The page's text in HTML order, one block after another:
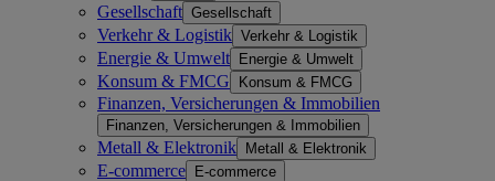
Gesellschaft Gesellschaft
Verkehr & Logistik Verkehr & Logistik
Energie & Umwelt Energie & Umwelt
Konsum & FMCG Konsum & FMCG
Finanzen, Versicherungen & Immobilien
Finanzen, Versicherungen & Immobilien
Metall & Elektronik Metall & Elektronik
E-commerce E-commerce